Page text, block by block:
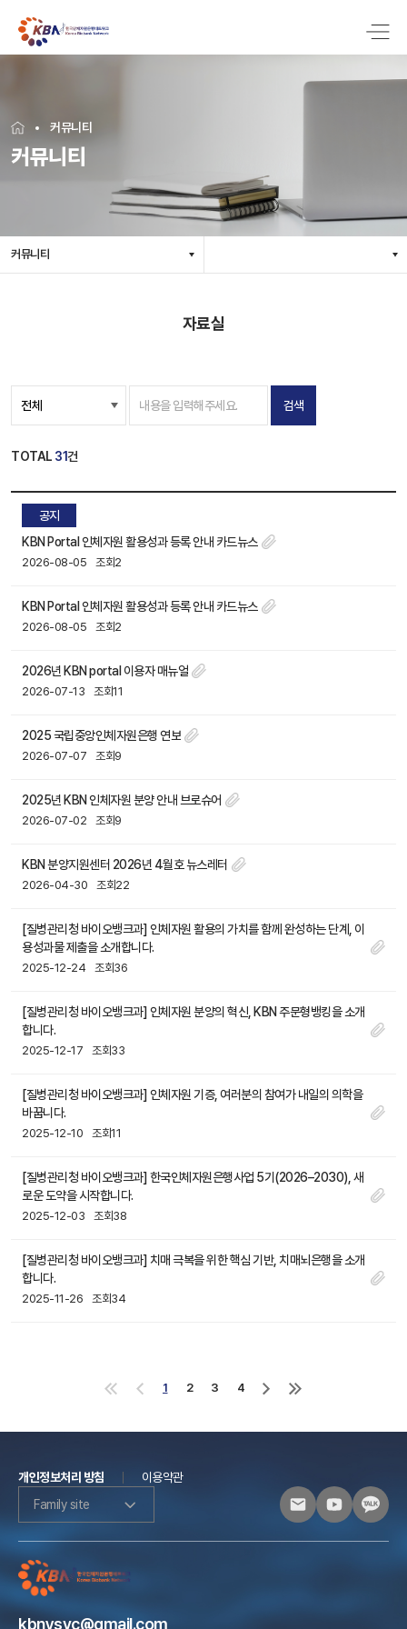
커뮤니티
커뮤니티
커뮤니티
자료실
검색
TOTAL 31건
공지
KBN Portal 인체자원 활용성과 등록 안내 카드뉴스
2026-08-05 조회2
KBN Portal 인체자원 활용성과 등록 안내 카드뉴스
2026-08-05 조회2
2026년 KBN portal 이용자 매뉴얼
2026-07-13 조회11
2025 국립중앙인체자원은행 연보
2026-07-07 조회9
2025년 KBN 인체자원 분양 안내 브로슈어
2026-07-02 조회9
KBN 분양지원센터 2026년 4월호 뉴스레터
2026-04-30 조회22
[질병관리청 바이오뱅크과] 인체자원 활용의 가치를 함께 완성하는 단계, 이
용성과물 제출을 소개합니다.
2025-12-24 조회36
[질병관리청 바이오뱅크과] 인체자원 분양의 혁신, KBN 주문형뱅킹을 소개
합니다.
2025-12-17 조회33
[질병관리청 바이오뱅크과] 인체자원 기증, 여러분의 참여가 내일의 의학을
바꿉니다.
2025-12-10 조회11
[질병관리청 바이오뱅크과] 한국인체자원은행사업 5기(2026–2030), 새
로운 도약을 시작합니다.
2025-12-03 조회38
[질병관리청 바이오뱅크과] 치매 극복을 위한 핵심 기반, 치매뇌은행을 소개
합니다.
2025-11-26 조회34
1 2 3
4
개인정보처리 방침
이용약관
Family site
kbnysvc@gmail.com